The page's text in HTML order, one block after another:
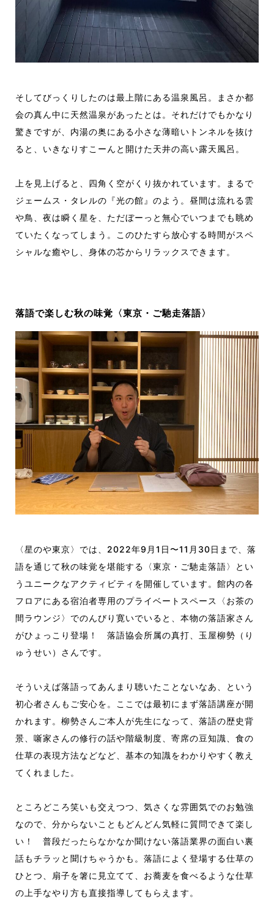
そしてびっくりしたのは最上階にある温泉風呂。まさか都
会の真ん中に天然温泉があったとは。それだけでもかなり
驚きですが、内湯の奥にある小さな薄暗いトンネルを抜け
ると、いきなりすこーんと開けた天井の高い露天風呂。
上を見上げると、四角く空がくり抜かれています。まるで
ジェームス・タレルの『光の館』のよう。昼間は流れる雲
や鳥、夜は瞬く星を、ただぼーっと無心でいつまでも眺め
ていたくなってしまう。このひたすら放心する時間がスペ
シャルな癒やし、身体の芯からリラックスできます。
落語で楽しむ秋の味覚〈東京・ご馳走落語〉
〈星のや東京〉では、2022年9月1日〜11月30日まで、落
語を通じて秋の味覚を堪能する〈東京・ご馳走落語〉とい
うユニークなアクティビティを開催しています。館内の各
フロアにある宿泊者専用のプライベートスペース〈お茶の
間ラウンジ〉でのんびり寛いでいると、本物の落語家さん
がひょっこり登場！ 落語協会所属の真打、玉屋柳勢（り
ゅうせい）さんです。
そういえば落語ってあんまり聴いたことないなあ、という
初心者さんもご安心を。ここでは最初にまず落語講座が開
かれます。柳勢さんご本人が先生になって、落語の歴史背
景、噺家さんの修行の話や階級制度、寄席の豆知識、食の
仕草の表現方法などなど、基本の知識をわかりやすく教え
てくれました。
ところどころ笑いも交えつつ、気さくな雰囲気でのお勉強
なので、分からないこともどんどん気軽に質問できて楽し
い！ 普段だったらなかなか聞けない落語業界の面白い裏
話もチラッと聞けちゃうかも。落語によく登場する仕草の
ひとつ、扇子を箸に見立てて、お蕎麦を食べるような仕草
の上手なやり方も直接指導してもらえます。